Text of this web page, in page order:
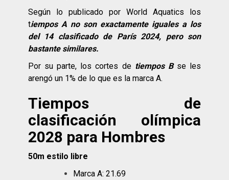
Según lo publicado por World Aquatics los
tiempos A no son exactamente iguales a los
del 14 clasificado de París 2024, pero son
bastante similares.
Por su parte, los cortes detiempos B se les
arengó un 1% de lo que es la marca A.
Tiempos de
clasificación olímpica
2028 para Hombres
50m estilo libre
Marca A: 21.69